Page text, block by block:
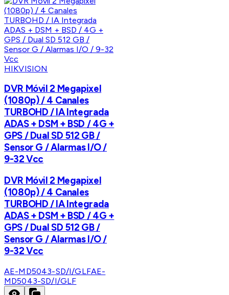
HIKVISION
DVR Móvil 2 Megapixel
(1080p) / 4 Canales
TURBOHD / IA Integrada
ADAS + DSM + BSD / 4G +
GPS / Dual SD 512 GB /
Sensor G / Alarmas I/O /
9-32 Vcc
DVR Móvil 2 Megapixel
(1080p) / 4 Canales
TURBOHD / IA Integrada
ADAS + DSM + BSD / 4G +
GPS / Dual SD 512 GB /
Sensor G / Alarmas I/O /
9-32 Vcc
AE-MD5043-SD/I/GLFAE-
MD5043-SD/I/GLF